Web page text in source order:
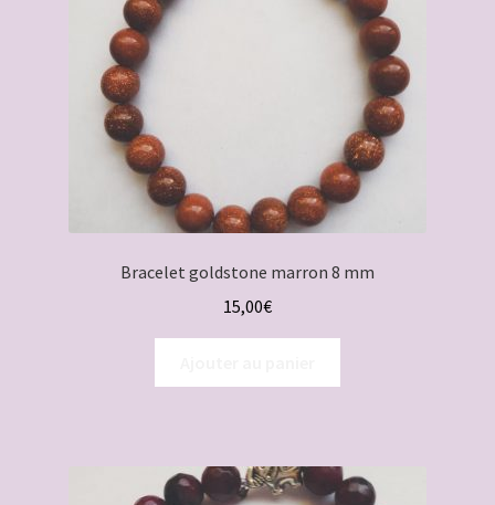
Bracelet goldstone marron 8 mm
15,00€